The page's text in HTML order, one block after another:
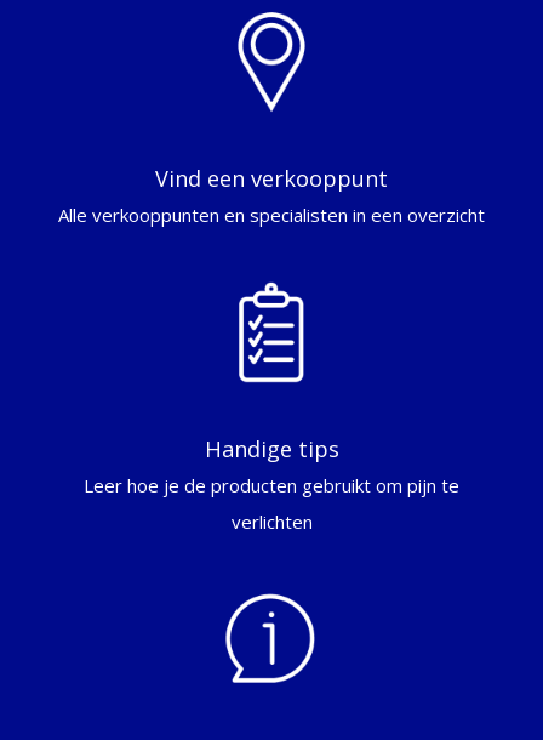
Vind een verkooppunt
Alle verkooppunten en specialisten in een overzicht
Handige tips
Leer hoe je de producten gebruikt om pijn te
verlichten